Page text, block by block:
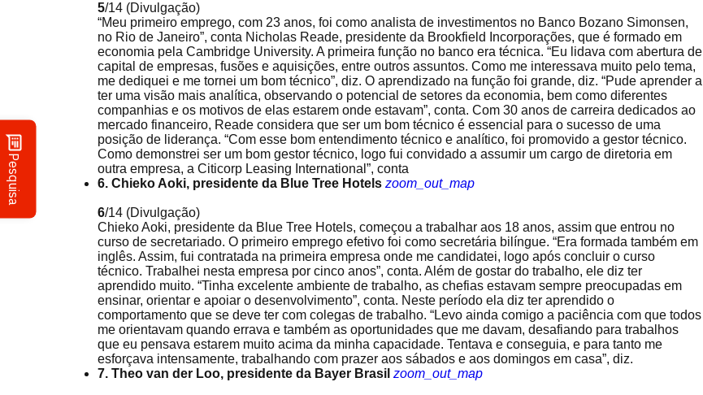
Pesquisa
5/14 (Divulgação)
“Meu primeiro emprego, com 23 anos, foi como analista de investimentos no Banco Bozano Simonsen,
no Rio de Janeiro”, conta Nicholas Reade, presidente da Brookfield Incorporações, que é formado em
economia pela Cambridge University. A primeira função no banco era técnica. “Eu lidava com abertura de
capital de empresas, fusões e aquisições, entre outros assuntos. Como me interessava muito pelo tema,
me dediquei e me tornei um bom técnico”, diz. O aprendizado na função foi grande, diz. “Pude aprender a
ter uma visão mais analítica, observando o potencial de setores da economia, bem como diferentes
companhias e os motivos de elas estarem onde estavam”, conta. Com 30 anos de carreira dedicados ao
mercado financeiro, Reade considera que ser um bom técnico é essencial para o sucesso de uma
posição de liderança. “Com esse bom entendimento técnico e analítico, foi promovido a gestor técnico.
Como demonstrei ser um bom gestor técnico, logo fui convidado a assumir um cargo de diretoria em
outra empresa, a Citicorp Leasing International”, conta
6. Chieko Aoki, presidente da Blue Tree Hotels zoom_out_map
6/14 (Divulgação)
Chieko Aoki, presidente da Blue Tree Hotels, começou a trabalhar aos 18 anos, assim que entrou no
curso de secretariado. O primeiro emprego efetivo foi como secretária bilíngue. “Era formada também em
inglês. Assim, fui contratada na primeira empresa onde me candidatei, logo após concluir o curso
técnico. Trabalhei nesta empresa por cinco anos”, conta. Além de gostar do trabalho, ele diz ter
aprendido muito. “Tinha excelente ambiente de trabalho, as chefias estavam sempre preocupadas em
ensinar, orientar e apoiar o desenvolvimento”, conta. Neste período ela diz ter aprendido o
comportamento que se deve ter com colegas de trabalho. “Levo ainda comigo a paciência com que todos
me orientavam quando errava e também as oportunidades que me davam, desafiando para trabalhos
que eu pensava estarem muito acima da minha capacidade. Tentava e conseguia, e para tanto me
esforçava intensamente, trabalhando com prazer aos sábados e aos domingos em casa”, diz.
7. Theo van der Loo, presidente da Bayer Brasil zoom_out_map